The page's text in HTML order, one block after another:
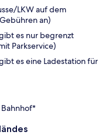
LKW auf dem
an)
es nur begrenzt
Parkservice)
es eine Ladestation für